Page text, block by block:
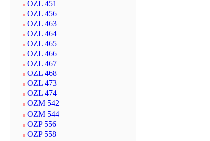
OZL 451
OZL 456
OZL 463
OZL 464
OZL 465
OZL 466
OZL 467
OZL 468
OZL 473
OZL 474
OZM 542
OZM 544
OZP 556
OZP 558